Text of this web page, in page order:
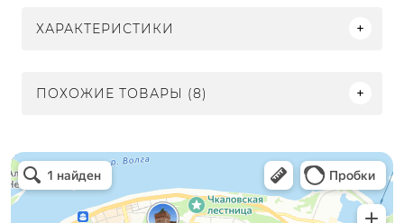
ХАРАКТЕРИСТИКИ
ПОХОЖИЕ ТОВАРЫ (8)
Электрон
Светильники в Нижнем Новгороде
Электротехническая продукция в Нижнем Новгороде